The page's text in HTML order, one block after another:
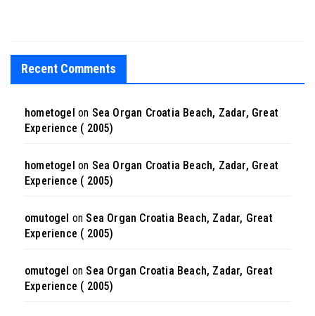
Recent Comments
hometogel on Sea Organ Croatia Beach, Zadar, Great
Experience ( 2005)
hometogel on Sea Organ Croatia Beach, Zadar, Great
Experience ( 2005)
omutogel on Sea Organ Croatia Beach, Zadar, Great
Experience ( 2005)
omutogel on Sea Organ Croatia Beach, Zadar, Great
Experience ( 2005)